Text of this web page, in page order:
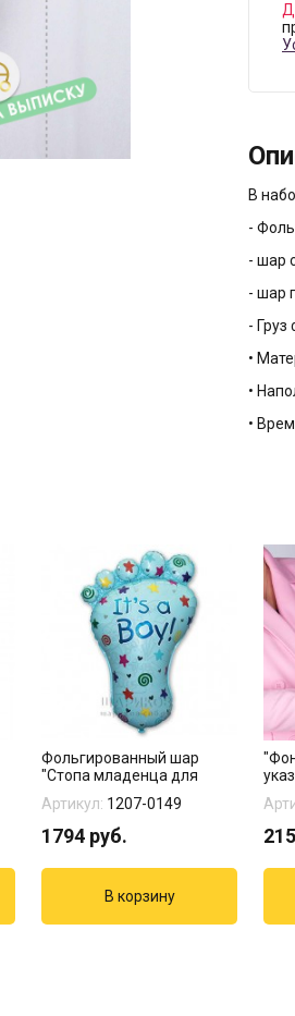
В
-
- шар
- шар
-
•
•
•
Фольгированный шар
"Стопа младенца для
Артикул: 1207-0149
1794 руб. 215